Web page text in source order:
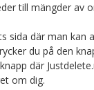
till mängder av
sida där man kan
du på den
där
om dig.